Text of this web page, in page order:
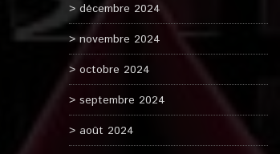
décembre 2024
novembre 2024
octobre 2024
septembre 2024
août 2024